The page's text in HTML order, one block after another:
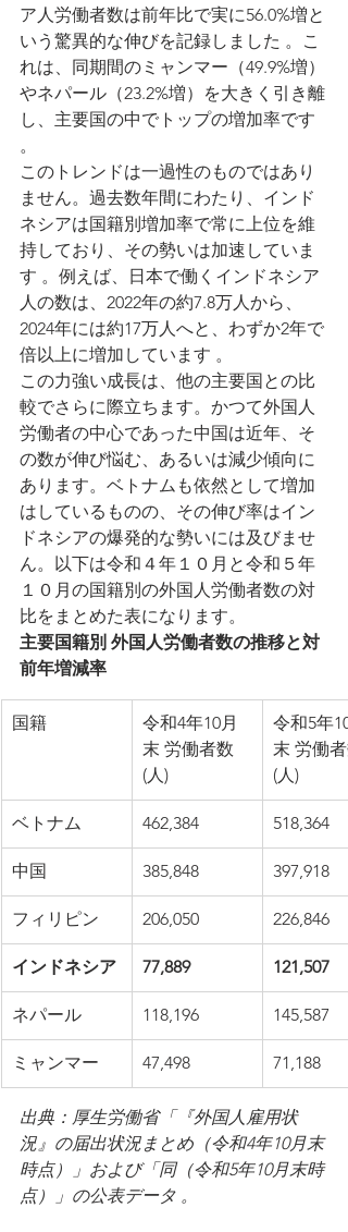
ア人労働者数は前年比で実に56.0%増と
いう驚異的な伸びを記録しました 。こ
れは、同期間のミャンマー（49.9%増）
やネパール（23.2%増）を大きく引き離
し、主要国の中でトップの増加率です
。
このトレンドは一過性のものではあり
ません。過去数年間にわたり、インド
ネシアは国籍別増加率で常に上位を維
持しており、その勢いは加速していま
す 。例えば、日本で働くインドネシア
人の数は、2022年の約7.8万人から、
2024年には約17万人へと、わずか2年で
倍以上に増加しています 。
この力強い成長は、他の主要国との比
較でさらに際立ちます。かつて外国人
労働者の中心であった中国は近年、そ
の数が伸び悩む、あるいは減少傾向に
あります。ベトナムも依然として増加
はしているものの、その伸び率はイン
ドネシアの爆発的な勢いには及びませ
ん。以下は令和４年１０月と令和５年
１０月の国籍別の外国人労働者数の対
比をまとめた表になります。
主要国籍別 外国人労働者数の推移と対
前年増減率
国籍
令和4年10月
末 労働者数
(人)
令和5年10
末 労働者
(人)
ベトナム 462,384 518,364
中国 385,848 397,918
フィリピン 206,050 226,846
インドネシア 77,889 121,507
ネパール 118,196 145,587
ミャンマー 47,498 71,188
出典：厚生労働省「『外国人雇用状
況』の届出状況まとめ（令和4年10月末
時点）」および「同（令和5年10月末時
点）」の公表データ 。